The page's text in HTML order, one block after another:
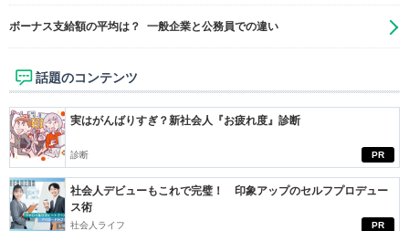
ボーナス支給額の平均は？ 一般企業と公務員での違い
話題のコンテンツ
PR
実はがんばりすぎ？新社会人『お疲れ度』診断
診断
PR
社会人デビューもこれで完璧！ 印象アップのセルフプロデュー
ス術
社会人ライフ